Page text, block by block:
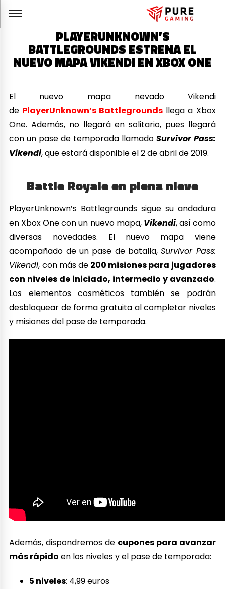
PLAYERUNKNOWN’S
BATTLEGROUNDS ESTRENA EL
NUEVO MAPA VIKENDI EN XBOX ONE
El nuevo mapa nevado Vikendi
de PlayerUnknown’s Battlegroundsllega a Xbox
One. Además, no llegará en solitario, pues llegará
con un pase de temporada llamado Survivor Pass:
Vikendi, que estará disponible el 2 de abril de 2019.
Battle Royale en plena nieve
PlayerUnknown’s Battlegrounds sigue su andadura
en Xbox One con un nuevo mapa, Vikendi, así como
diversas novedades. El nuevo mapa viene
acompañado de un pase de batalla,Survivor Pass:
Vikendi, con más de 200 misiones para jugadores
con niveles de iniciado, intermedio y avanzado.
Los elementos cosméticos también se podrán
desbloquear de forma gratuita al completar niveles
y misiones del pase de temporada.
Además, dispondremos de cupones para avanzar
más rápido en los niveles y el pase de temporada:
5 niveles: 4,99 euros